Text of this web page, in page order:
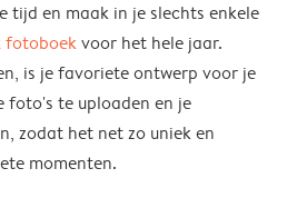
tijd en maak in je slechts enkele
fotoboekvoor het hele jaar.
is je favoriete ontwerp voor je
foto's te uploaden en je
zodat het net zo uniek en
momenten.